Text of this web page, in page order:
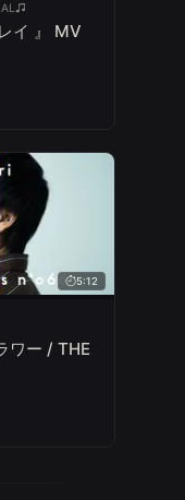
イ 』 MV
5:12
ワー / THE